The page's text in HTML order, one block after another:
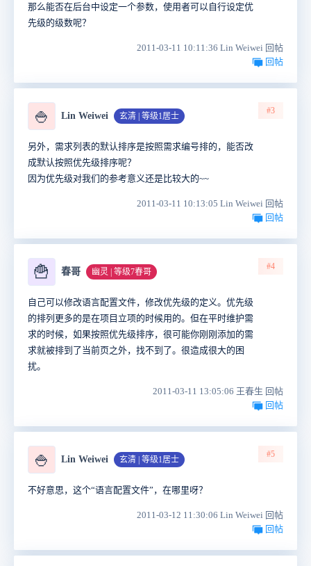
那么能否在后台中设定一个参数，使用者可以自行设定优
先级的级数呢？
2011-03-11 10:11:36 Lin Weiwei 回帖
回帖
🍚 Lin Weiwei 玄清 | 等级1居士
#3
另外，需求列表的默认排序是按照需求编号排的，能否改
成默认按照优先级排序呢？
因为优先级对我们的参考意义还是比较大的~~
2011-03-11 10:13:05 Lin Weiwei 回帖
回帖
🍟 春哥 幽灵 | 等级7春哥
#4
自己可以修改语言配置文件，修改优先级的定义。优先级
的排列更多的是在项目立项的时候用的。但在平时维护需
求的时候，如果按照优先级排序，很可能你刚刚添加的需
求就被排到了当前页之外，找不到了。很造成很大的困
扰。
2011-03-11 13:05:06 王春生 回帖
回帖
🍚 Lin Weiwei 玄清 | 等级1居士
#5
不好意思，这个“语言配置文件”，在哪里呀？
2011-03-12 11:30:06 Lin Weiwei 回帖
回帖